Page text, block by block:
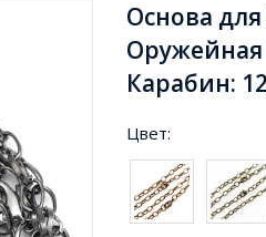
Основа
Карабин:
Цвет: